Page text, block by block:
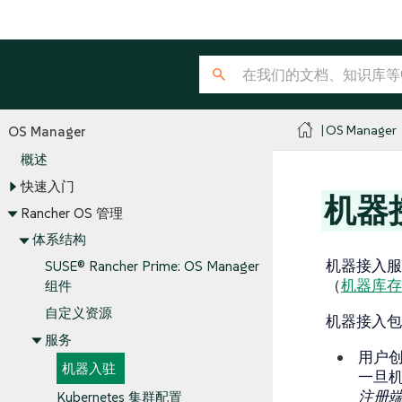
OS Manager
概述
快速入门
Rancher OS 管理
体系结构
SUSE® Rancher Prime: OS Manager
组件
自定义资源
服务
机器入驻
Kubernetes 集群配置
OS Manager
机器
机器接入
（机器库存
机器接入
用户
一旦
注册